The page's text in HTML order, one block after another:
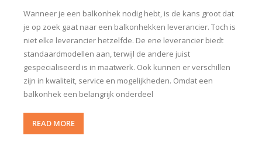
Wanneer je een balkonhek nodig hebt, is de kans groot dat
je op zoek gaat naar een balkonhekken leverancier. Toch is
niet elke leverancier hetzelfde. De ene leverancier biedt
standaardmodellen aan, terwijl de andere juist
gespecialiseerd is in maatwerk. Ook kunnen er verschillen
zijn in kwaliteit, service en mogelijkheden. Omdat een
balkonhek een belangrijk onderdeel
READ MORE